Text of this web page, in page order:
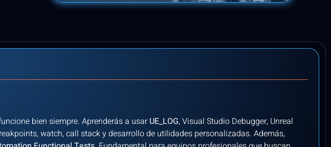
bien siempre. Aprenderás a usar UE_LOG, Visual Studio Debugger, Unreal
watch, call stack y desarrollo de utilidades personalizadas. Además,